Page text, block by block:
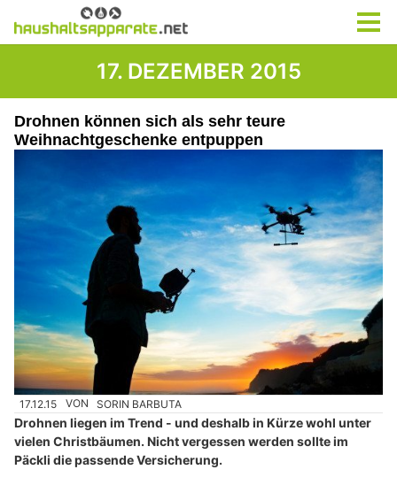
17. DEZEMBER 2015
Drohnen können sich als sehr teure
Weihnachtgeschenke entpuppen
17.12.15 VON SORIN BARBUTA
Drohnen liegen im Trend - und deshalb in Kürze wohl unter
vielen Christbäumen. Nicht vergessen werden sollte im
Päckli die passende Versicherung.